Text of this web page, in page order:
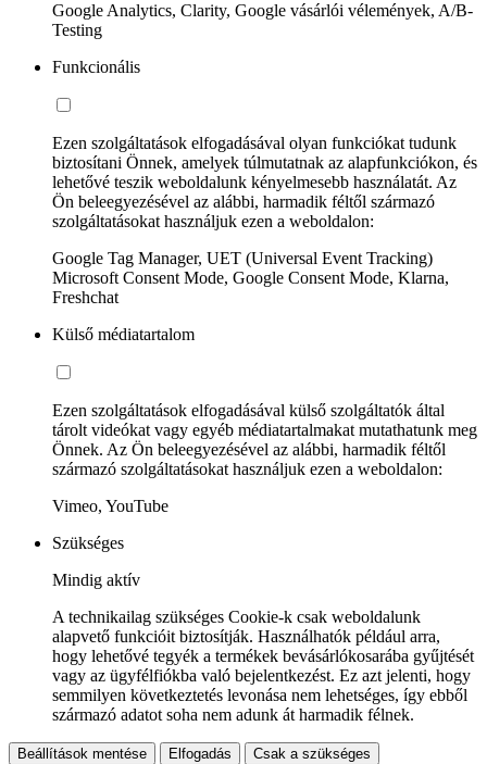
Google Analytics, Clarity, Google vásárlói vélemények, A/B-
Testing
Funkcionális
Ezen szolgáltatások elfogadásával olyan funkciókat tudunk
biztosítani Önnek, amelyek túlmutatnak az alapfunkciókon, és
lehetővé teszik weboldalunk kényelmesebb használatát. Az
Ön beleegyezésével az alábbi, harmadik féltől származó
szolgáltatásokat használjuk ezen a weboldalon:
Google Tag Manager, UET (Universal Event Tracking)
Microsoft Consent Mode, Google Consent Mode, Klarna,
Freshchat
Külső médiatartalom
Ezen szolgáltatások elfogadásával külső szolgáltatók által
tárolt videókat vagy egyéb médiatartalmakat mutathatunk meg
Önnek. Az Ön beleegyezésével az alábbi, harmadik féltől
származó szolgáltatásokat használjuk ezen a weboldalon:
Vimeo, YouTube
Szükséges
Mindig aktív
A technikailag szükséges Cookie-k csak weboldalunk
alapvető funkcióit biztosítják. Használhatók például arra,
hogy lehetővé tegyék a termékek bevásárlókosarába gyűjtését
vagy az ügyfélfiókba való bejelentkezést. Ez azt jelenti, hogy
semmilyen következtetés levonása nem lehetséges, így ebből
származó adatot soha nem adunk át harmadik félnek.
Beállítások mentése Elfogadás Csak a szükséges